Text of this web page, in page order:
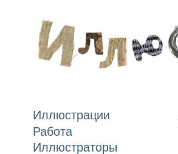
Иллюстрации
Работа
Иллюстраторы